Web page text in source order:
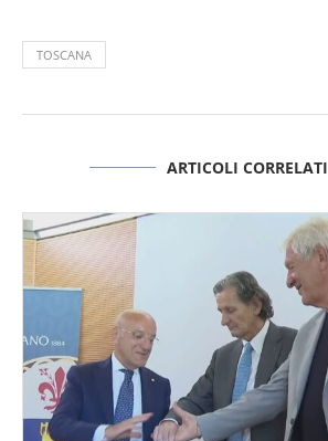
TOSCANA
ARTICOLI CORRELATI